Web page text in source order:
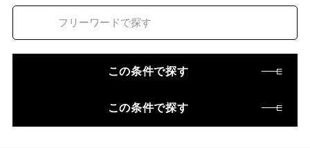
この条件で探す
この条件で探す